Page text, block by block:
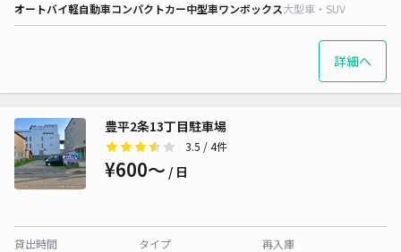
オートバイ軽自動車コンパクトカー中型車ワンボックス大型車・SUV
詳細へ
豊平2条13丁目駐車場
3.5 / 4件
¥600〜 / 日
貸出時間
タイプ
再入庫